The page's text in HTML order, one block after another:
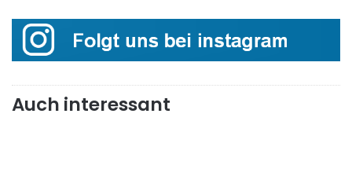
Auch interessant